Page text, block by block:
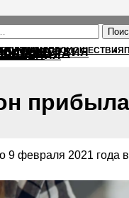
ПОЛИТИКАПРОИСШЕСТВИЯ
9 февраля 2021 года